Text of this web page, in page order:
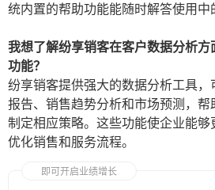
统内置的帮助功能能随时解答使用中
我想了解纷享销客在客户数据分析
功能？
纷享销客提供强大的数据分析工具
报告、销售趋势分析和市场预测，
制定相应策略。这些功能使企业能
优化销售和服务流程。
即可开启业绩增长